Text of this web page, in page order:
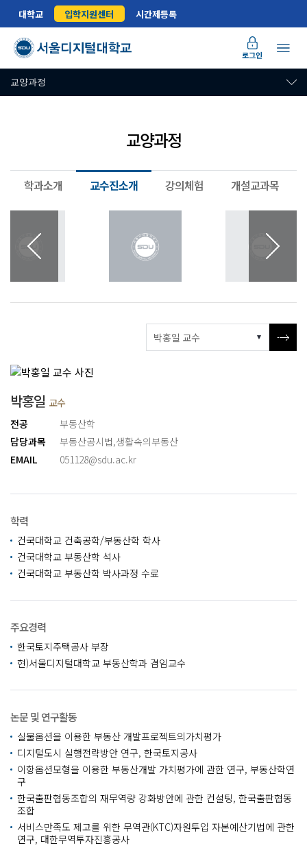
대학교 입학지원센터 시간제등록
로그인
교양과정
교양과정
학과소개 교수진소개 강의체험 개설교과목
박홍일 교수
전공
부동산학
담당과목
부동산공시법,생활속의부동산
EMAIL
051128@sdu.ac.kr
학력
건국대학교 건축공학/부동산학 학사
건국대학교 부동산학 석사
건국대학교 부동산학 박사과정 수료
주요경력
한국토지주택공사 부장
현)서울디지털대학교 부동산학과 겸임교수
논문 및 연구활동
실물옵션을 이용한 부동산 개발프로젝트의가치평가
디지털도시 실행전략방안 연구, 한국토지공사
이항옵션모형을 이용한 부동산개발 가치평가에 관한 연구, 부동산학연
구
한국출판협동조합의 재무역량 강화방안에 관한 컨설팅, 한국출판협동
조합
서비스만족도 제고를 위한 무역관(KTC)자원투입 자본예산기법에 관한
연구, 대한무역투자진흥공사